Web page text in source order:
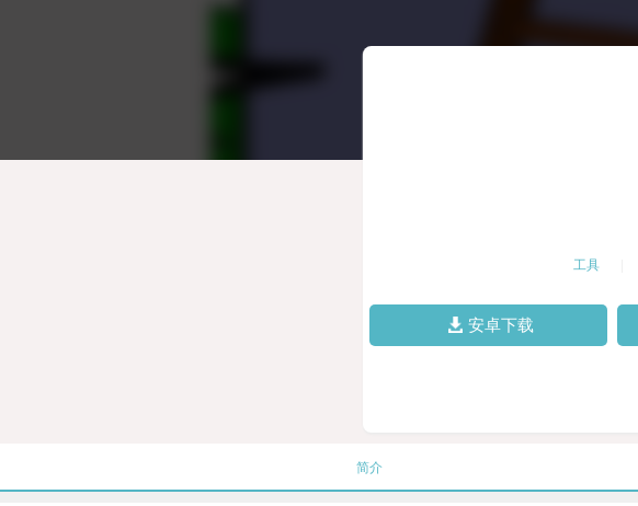
工具
安卓下载
简介